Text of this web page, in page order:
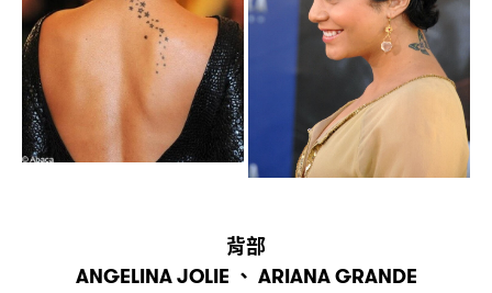
背部
ANGELINA JOLIE 、 ARIANA GRANDE